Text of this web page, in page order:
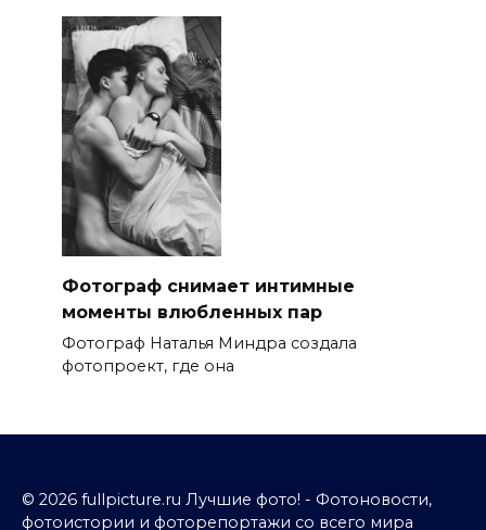
Фотограф снимает интимные
моменты влюбленных пар
Фотограф Наталья Миндра создала
фотопроект, где она
© 2026 fullpicture.ru Лучшие фото! - Фотоновости,
фотоистории и фоторепортажи со всего мира